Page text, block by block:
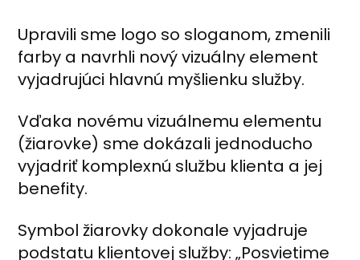
Upravili sme logo so sloganom, zmenili
farby a navrhli nový vizuálny element
vyjadrujúci hlavnú myšlienku služby.
Vďaka novému vizuálnemu elementu
(žiarovke) sme dokázali jednoducho
vyjadriť komplexnú službu klienta a jej
benefity.
Symbol žiarovky dokonale vyjadruje
podstatu klientovej služby: „Posvietime